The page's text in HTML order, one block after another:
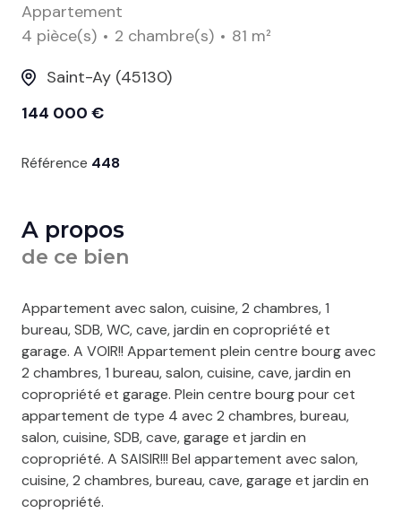
Appartement
4 pièce(s)
2 chambre(s)
81 m²
Saint-Ay (45130)
144 000 €
Référence 448
A propos
de ce bien
Appartement avec salon, cuisine, 2 chambres, 1
bureau, SDB, WC, cave, jardin en copropriété et
garage. A VOIR!! Appartement plein centre bourg avec
2 chambres, 1 bureau, salon, cuisine, cave, jardin en
copropriété et garage. Plein centre bourg pour cet
appartement de type 4 avec 2 chambres, bureau,
salon, cuisine, SDB, cave, garage et jardin en
copropriété. A SAISIR!!! Bel appartement avec salon,
cuisine, 2 chambres, bureau, cave, garage et jardin en
copropriété.